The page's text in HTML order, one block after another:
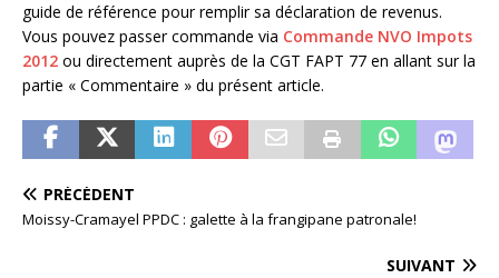
guide de référence pour remplir sa déclaration de revenus.
Vous pouvez passer commande via Commande NVO Impots
2012 ou directement auprès de la CGT FAPT 77 en allant sur la
partie « Commentaire » du présent article.
PRÉCÉDENT
Moissy-Cramayel PPDC : galette à la frangipane patronale!
SUIVANT